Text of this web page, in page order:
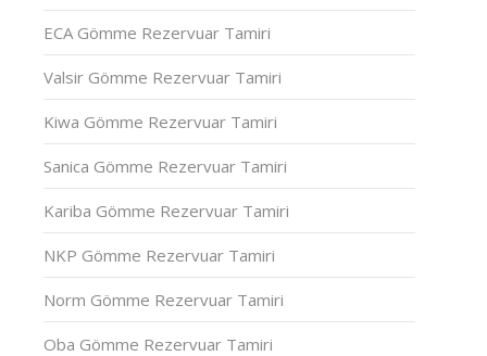
ECA Gömme Rezervuar Tamiri
Valsir Gömme Rezervuar Tamiri
Kiwa Gömme Rezervuar Tamiri
Sanica Gömme Rezervuar Tamiri
Kariba Gömme Rezervuar Tamiri
NKP Gömme Rezervuar Tamiri
Norm Gömme Rezervuar Tamiri
Oba Gömme Rezervuar Tamiri